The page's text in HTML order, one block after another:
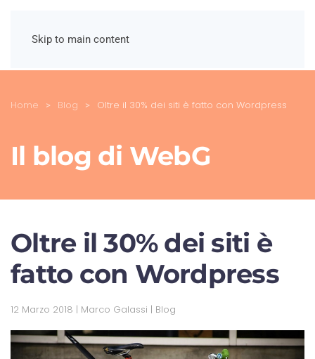
Skip to main content
Home Blog Oltre il 30% dei siti è fatto con Wordpress
Il blog di WebG
Oltre il 30% dei siti è
fatto con Wordpress
12 Marzo 2018 | Marco Galassi | Blog